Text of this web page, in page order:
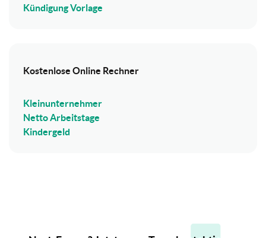
Kündigung Vorlage
Kostenlose Online Rechner
Kleinunternehmer
Netto Arbeitstage
Kindergeld